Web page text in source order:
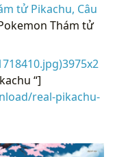
tử Pikachu, Câu
Thám tử
“]
real-pikachu-